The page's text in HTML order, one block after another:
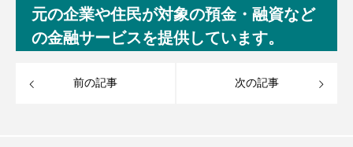
元の企業や住民が対象の預金・融資など
の金融サービスを提供しています。
前の記事 次の記事